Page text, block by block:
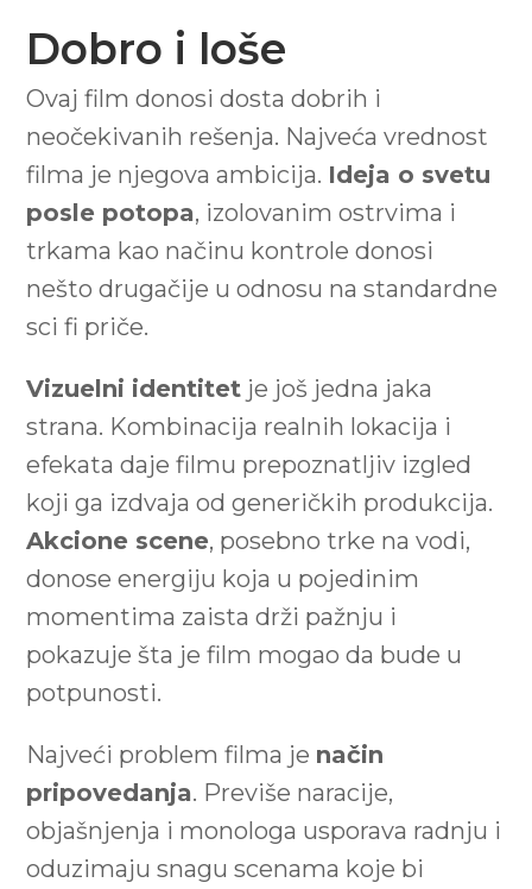
Dobro i loše
Ovaj film donosi dosta dobrih i
neočekivanih rešenja. Najveća vrednost
filma je njegova ambicija. Ideja o svetu
posle potopa, izolovanim ostrvima i
trkama kao načinu kontrole donosi
nešto drugačije u odnosu na standardne
sci fi priče.
Vizuelni identitet je još jedna jaka
strana. Kombinacija realnih lokacija i
efekata daje filmu prepoznatljiv izgled
koji ga izdvaja od generičkih produkcija.
Akcione scene, posebno trke na vodi,
donose energiju koja u pojedinim
momentima zaista drži pažnju i
pokazuje šta je film mogao da bude u
potpunosti.
Najveći problem filma je način
pripovedanja. Previše naracije,
objašnjenja i monologa usporava radnju i
oduzimaju snagu scenama koje bi